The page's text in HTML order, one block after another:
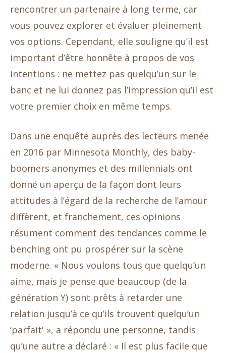
rencontrer un partenaire à long terme, car
vous pouvez explorer et évaluer pleinement
vos options. Cependant, elle souligne qu’il est
important d’être honnête à propos de vos
intentions : ne mettez pas quelqu’un sur le
banc et ne lui donnez pas l’impression qu’il est
votre premier choix en même temps.
Dans une enquête auprès des lecteurs menée
en 2016 par Minnesota Monthly, des baby-
boomers anonymes et des millennials ont
donné un aperçu de la façon dont leurs
attitudes à l’égard de la recherche de l’amour
diffèrent, et franchement, ces opinions
résument comment des tendances comme le
benching ont pu prospérer sur la scène
moderne. « Nous voulons tous que quelqu’un
aime, mais je pense que beaucoup (de la
génération Y) sont prêts à retarder une
relation jusqu’à ce qu’ils trouvent quelqu’un
‘parfait' », a répondu une personne, tandis
qu’une autre a déclaré : « Il est plus facile que